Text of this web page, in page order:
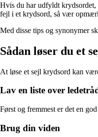
Hvis du har udfyldt krydsordet,
fejl i et krydsord, så vær
Med disse tips og synonymer
Sådan løser du et
At løse et sejl krydsord kan
Lav en liste over
Først og fremmest er det en
Brug din viden